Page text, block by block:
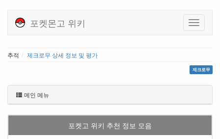
포켓몬고 위키
추적 제크로무 상세 정보 및 평가
제크로무
메인 메뉴
포켓고 위키 추천 정보 모음